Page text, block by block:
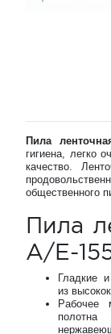
Пила
гигиена, легко
качество.
общественного
Пила
A/E-
Гладкие
из
Рабочее
полотна